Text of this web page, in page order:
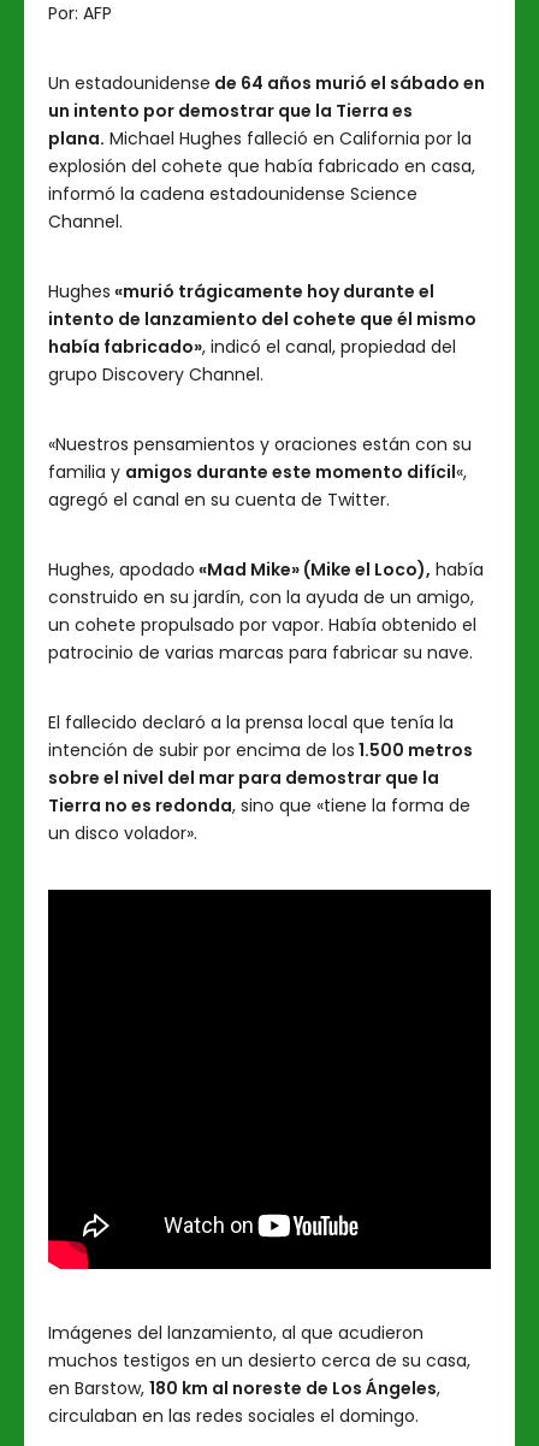
Por: AFP
Un estadounidense de 64 años murió el sábado en
un intento por demostrar que la Tierra es
plana. Michael Hughes falleció en California por la
explosión del cohete que había fabricado en casa,
informó la cadena estadounidense Science
Channel.
Hughes «murió trágicamente hoy durante el
intento de lanzamiento del cohete que él mismo
había fabricado», indicó el canal, propiedad del
grupo Discovery Channel.
«Nuestros pensamientos y oraciones están con su
familia y amigos durante este momento difícil«,
agregó el canal en su cuenta de Twitter.
Hughes, apodado «Mad Mike» (Mike el Loco), había
construido en su jardín, con la ayuda de un amigo,
un cohete propulsado por vapor. Había obtenido el
patrocinio de varias marcas para fabricar su nave.
El fallecido declaró a la prensa local que tenía la
intención de subir por encima de los 1.500 metros
sobre el nivel del mar para demostrar que la
Tierra no es redonda, sino que «tiene la forma de
un disco volador».
Imágenes del lanzamiento, al que acudieron
muchos testigos en un desierto cerca de su casa,
en Barstow, 180 km al noreste de Los Ángeles,
circulaban en las redes sociales el domingo.